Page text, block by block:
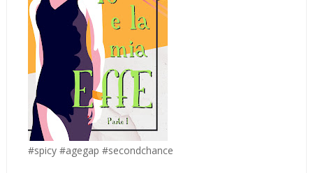
#spicy #agegap #secondchance